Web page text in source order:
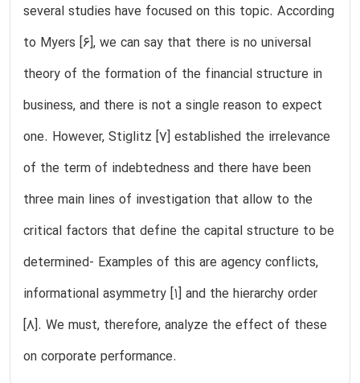
several studies have focused on this topic. According
to Myers [6], we can say that there is no universal
theory of the formation of the financial structure in
business, and there is not a single reason to expect
one. However, Stiglitz [7] established the irrelevance
of the term of indebtedness and there have been
three main lines of investigation that allow to the
critical factors that define the capital structure to be
determined- Examples of this are agency conflicts,
informational asymmetry [1] and the hierarchy order
[8]. We must, therefore, analyze the effect of these
on corporate performance.